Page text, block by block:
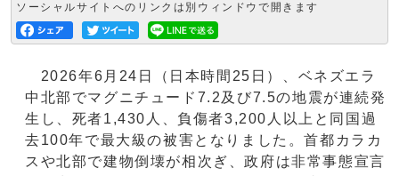
ソーシャルサイトへのリンクは別ウィンドウで開きます
2026年6月24日（日本時間25日）、ベネズエラ
中北部でマグニチュード7.2及び7.5の地震が連続発
生し、死者1,430人、負傷者3,200人以上と同国過
去100年で最大級の被害となりました。首都カラカ
スや北部で建物倒壊が相次ぎ、政府は非常事態宣言